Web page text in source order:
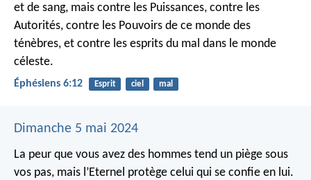
et de sang, mais contre les Puissances, contre les
Autorités, contre les Pouvoirs de ce monde des
ténèbres, et contre les esprits du mal dans le monde
céleste.
Éphésiens 6:12 Esprit ciel mal
Dimanche 5 mai 2024
La peur que vous avez des hommes tend un piège sous
vos pas, mais l’Eternel protège celui qui se confie en lui.